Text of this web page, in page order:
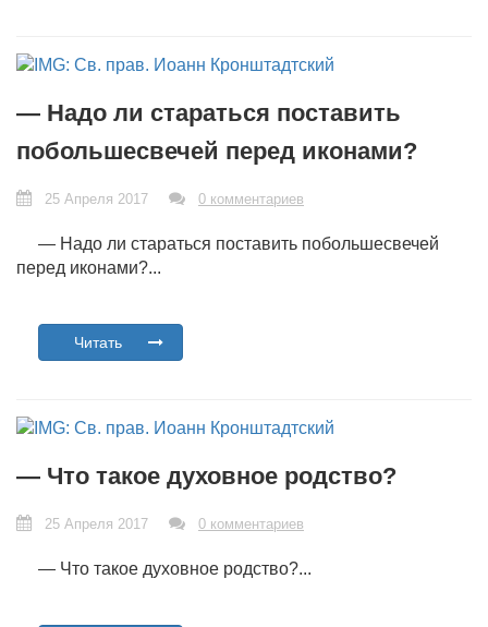
— Надо ли стараться поставить
побольшесвечей перед иконами?
25 Апреля 2017 0 комментариев
— Надо ли стараться поставить побольшесвечей
перед иконами?...
Читать
— Что такое духовное родство?
25 Апреля 2017 0 комментариев
— Что такое духовное родство?...